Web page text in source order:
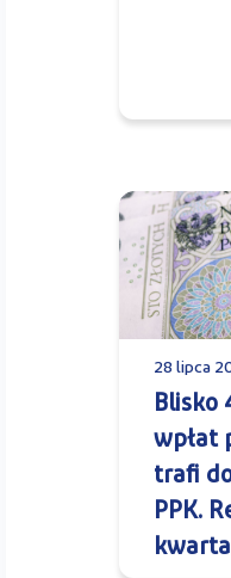
28 lipca
Blisko
wpłat
trafi
PPK.